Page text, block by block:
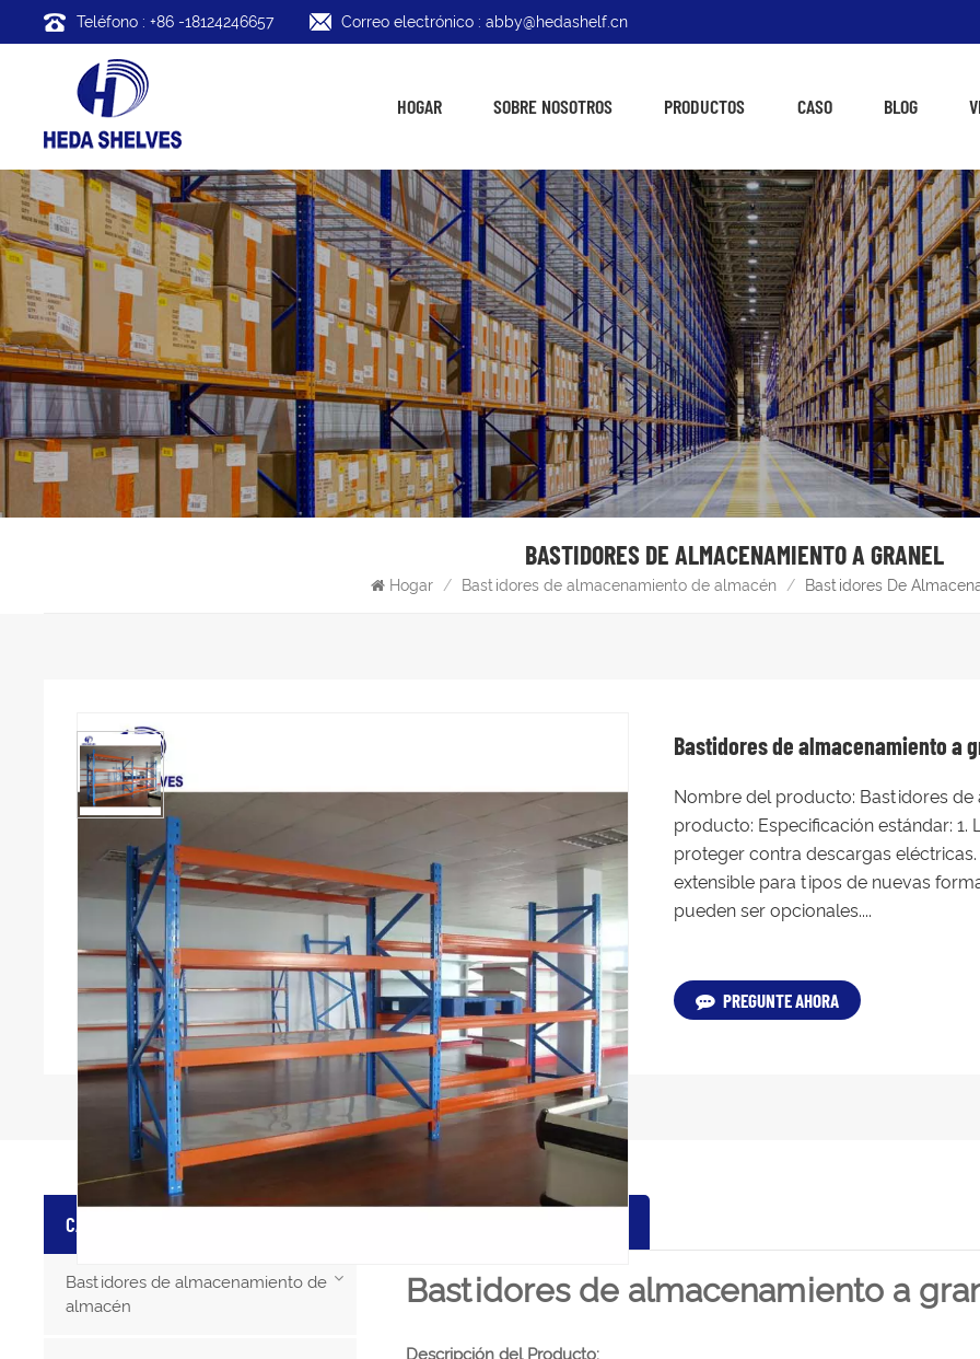
Teléfono : +86 -18124246657 Correo electrónico : abby@hedashelf.cn
HOGAR SOBRE NOSOTROS PRODUCTOS CASO BLOG
BASTIDORES DE ALMACENAMIENTO A GRANEL
Hogar / Bastidores de almacenamiento de almacén / Bastidores De
Bastidores de almacenamiento a
Nombre del producto: Bastidores de
producto: Especificación estándar:
proteger contra descargas
extensible para tipos de nuevas
pueden ser opcionales....
PREGUNTE AHORA
Bastidores de almacenamiento a
Descripción del Producto:
CATEGORÍAS DE PRODUCTO
Bastidores de almacenamiento de
almacén